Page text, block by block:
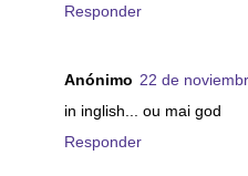
Responder
Anónimo 22 de
in inglish... ou mai god
Responder